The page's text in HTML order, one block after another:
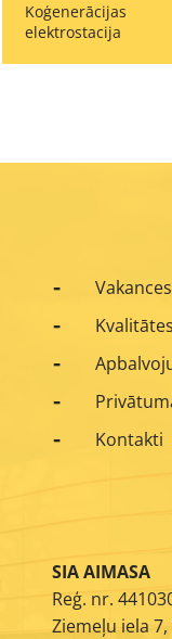
Koģenerācijas
elektrostacija
Vakances
Kontakti
SIA AIMASA
Reģ. nr.
Ziemeļu iela 7,